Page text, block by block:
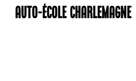
Auto-école Charlemagne